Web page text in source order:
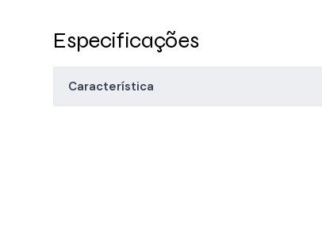
Especificações
Característica